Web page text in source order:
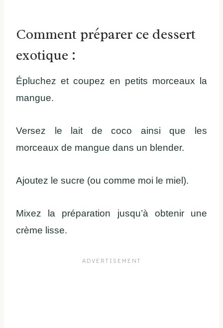
Comment préparer ce dessert
exotique :
Épluchez et coupez en petits morceaux la
mangue.
Versez le lait de coco ainsi que les
morceaux de mangue dans un blender.
Ajoutez le sucre (ou comme moi le miel).
Mixez la préparation jusqu’à obtenir une
crème lisse.